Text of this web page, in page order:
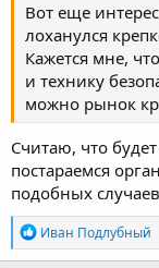
Вот еще
лоханулся
Кажется мне,
и технику
можно рынок
Считаю, что
постараемся
подобных
Р
е
Иван Подлубный